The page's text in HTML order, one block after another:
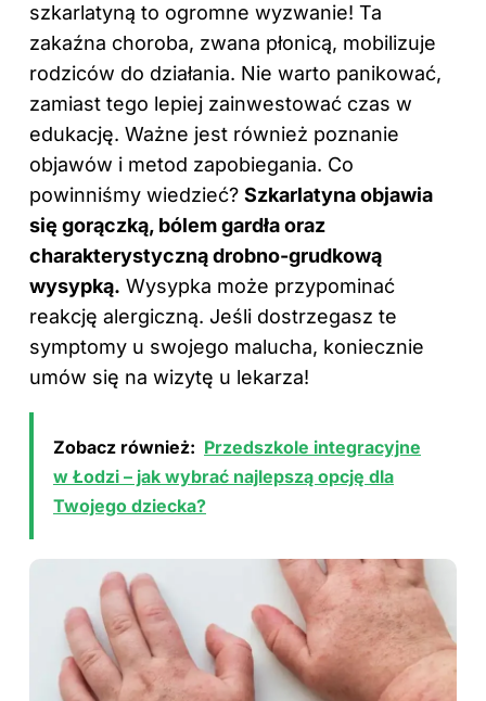
szkarlatyną to ogromne wyzwanie! Ta
zakaźna choroba, zwana płonicą, mobilizuje
rodziców do działania. Nie warto panikować,
zamiast tego lepiej zainwestować czas w
edukację. Ważne jest również poznanie
objawów i metod zapobiegania. Co
powinniśmy wiedzieć? Szkarlatyna objawia
się gorączką, bólem gardła oraz
charakterystyczną drobno-grudkową
wysypką. Wysypka może przypominać
reakcję alergiczną. Jeśli dostrzegasz te
symptomy u swojego malucha, koniecznie
umów się na wizytę u lekarza!
Zobacz również: Przedszkole integracyjne
w Łodzi – jak wybrać najlepszą opcję dla
Twojego dziecka?